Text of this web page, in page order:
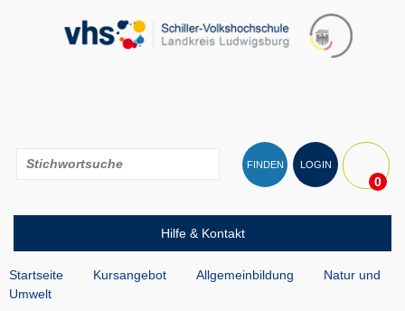
0
LOGIN
FINDEN
Hilfe & Kontakt
Startseite Kursangebot Allgemeinbildung
Natur und
Umwelt